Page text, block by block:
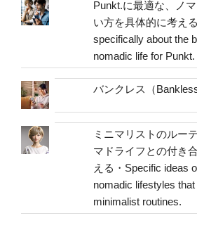
Punkt.に最適な、ノ
い方を具体的に考え
specifically about the
nomadic life for Punkt.
バンクレス（Bankless
ミニマリストのルー
マドライフとの付き
える・Specific ideas
nomadic lifestyles
minimalist routines.